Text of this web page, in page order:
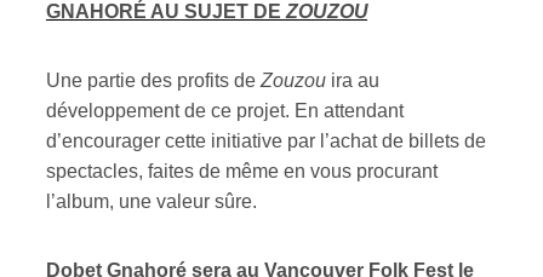
GNAHORÉ AU SUJET DE ZOUZOU
Une partie des profits de Zouzou ira au
développement de ce projet. En attendant
d’encourager cette initiative par l’achat de billets de
spectacles, faites de même en vous procurant
l’album, une valeur sûre.
Dobet Gnahoré sera au Vancouver Folk Fest le